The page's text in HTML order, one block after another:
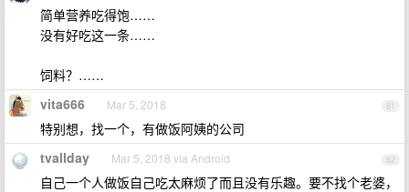
简单营养吃得饱……
没有好吃这一条……
饲料？……
81
vita666 Mar 5, 2018
特别想，找一个，有做饭阿姨的公司
82
tvallday Mar 5, 2018 via Android
自己一个人做饭自己吃太麻烦了而且没有乐趣。要不找个老婆，